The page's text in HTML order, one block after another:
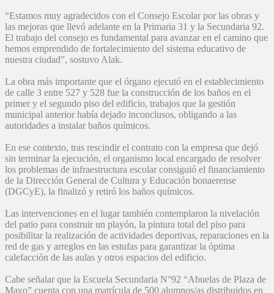
“Estamos muy agradecidos con el Consejo Escolar por las obras y
las mejoras que llevó adelante en la Primaria 31 y la Secundaria 92.
El trabajo del consejo es fundamental para avanzar en el camino que
hemos emprendido de fortalecimiento del sistema educativo de
nuestra ciudad”, sostuvo Alak.
La obra más importante que el órgano ejecutó en el establecimiento
de calle 3 entre 527 y 528 fue la construcción de los baños en el
primer y el segundo piso del edificio, trabajos que la gestión
municipal anterior había dejado inconclusos, obligando a las
autoridades a instalar baños químicos.
En ese contexto, tras rescindir el contrato con la empresa que dejó
sin terminar la ejecución, el organismo local encargado de resolver
los problemas de infraestructura escolar consiguió el financiamiento
de la Dirección General de Cultura y Educación bonaerense
(DGCyE), la finalizó y retiró los baños químicos.
Las intervenciones en el lugar también contemplaron la nivelación
del patio para construir un playón, la pintura total del piso para
posibilitar la realización de actividades deportivas, reparaciones en la
red de gas y arreglos en las estufas para garantizar la óptima
calefacción de las aulas y otros espacios del edificio.
Cabe señalar que la Escuela Secundaria N°92 “Abuelas de Plaza de
Mayo” cuenta con una matrícula de 500 alumnos/as distribuidos en